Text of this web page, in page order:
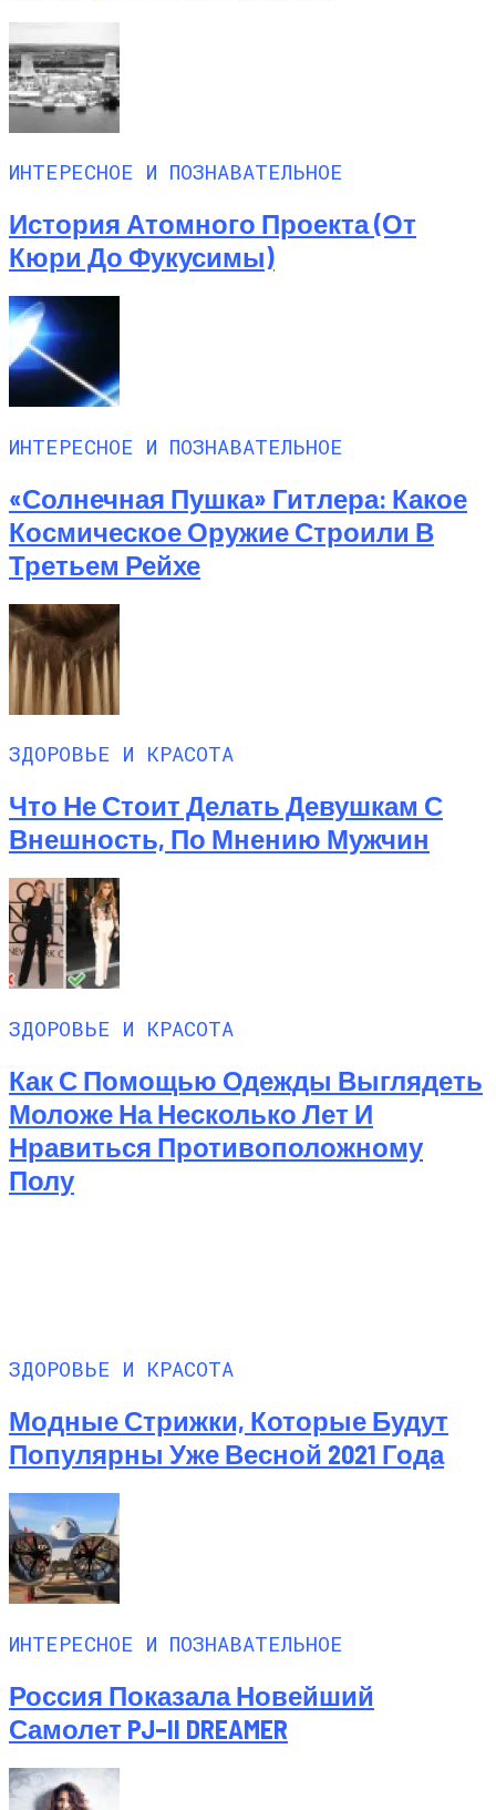
ИНТЕРЕСНОЕ И ПОЗНАВАТЕЛЬНОЕ
История Атомного Проекта (от
Кюри До Фукусимы)
ИНТЕРЕСНОЕ И ПОЗНАВАТЕЛЬНОЕ
«Солнечная Пушка» Гитлера: Какое
Космическое Оружие Строили В
Третьем Рейхе
ЗДОРОВЬЕ И КРАСОТА
Что Не Стоит Делать Девушкам С
Внешность, По Мнению Мужчин
ЗДОРОВЬЕ И КРАСОТА
Как С Помощью Одежды Выглядеть
Моложе На Несколько Лет И
Нравиться Противоположному
Полу
ЗДОРОВЬЕ И КРАСОТА
Модные Стрижки, Которые Будут
Популярны Уже Весной 2021 Года
ИНТЕРЕСНОЕ И ПОЗНАВАТЕЛЬНОЕ
Россия Показала Новейший
Самолет PJ–II DREAMER